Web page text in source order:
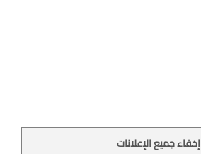
إخفاء جميع الإعلانات